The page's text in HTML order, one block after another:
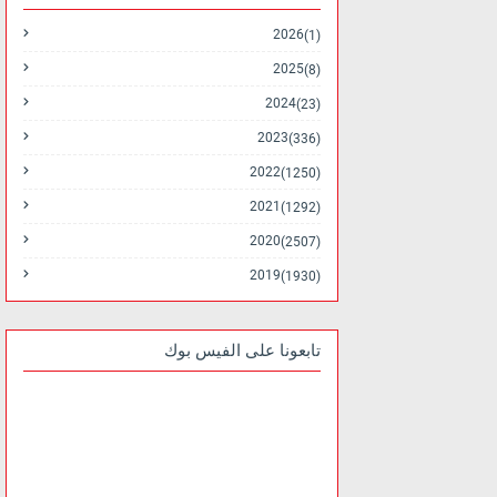
2026 (1)
2025 (8)
2024 (23)
2023 (336)
2022 (1250)
2021 (1292)
2020 (2507)
2019 (1930)
تابعونا على الفيس بوك